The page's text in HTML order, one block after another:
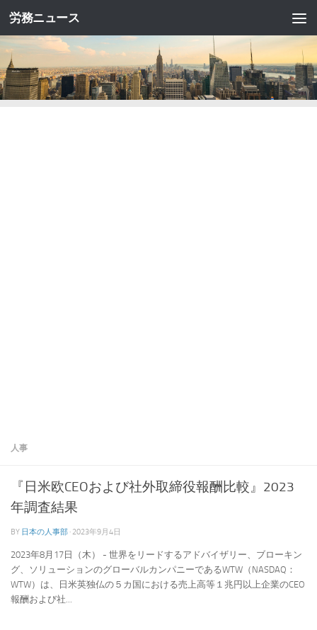
コンテンツへスキップ
労務ニュース
人事
『日米欧CEOおよび社外取締役報酬比較』2023
年調査結果
BY 日本の人事部 · 2023年9月4日
2023年8月17日（木） - 世界をリードするアドバイザリー、ブローキン
グ、ソリューションのグローバルカンパニーであるWTW（NASDAQ：
WTW）は、日米英独仏の５カ国における売上高等１兆円以上企業のCEO
報酬および社...